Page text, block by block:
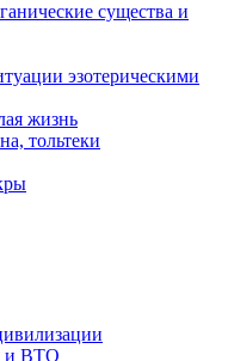
существа и
эзотерическими
жизнь
тольтеки
и ВТО